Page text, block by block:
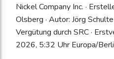
Nickel Company Inc. ·
Olsberg · Autor: Jörg
Vergütung durch SRC ·
2026, 5:32 Uhr Europa/